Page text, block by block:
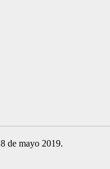
de mayo 2019.